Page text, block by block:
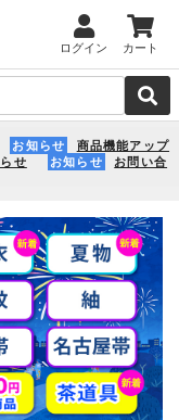
ログイン カート
お知らせ
商品機能アップ
せ お知らせ
お問い合